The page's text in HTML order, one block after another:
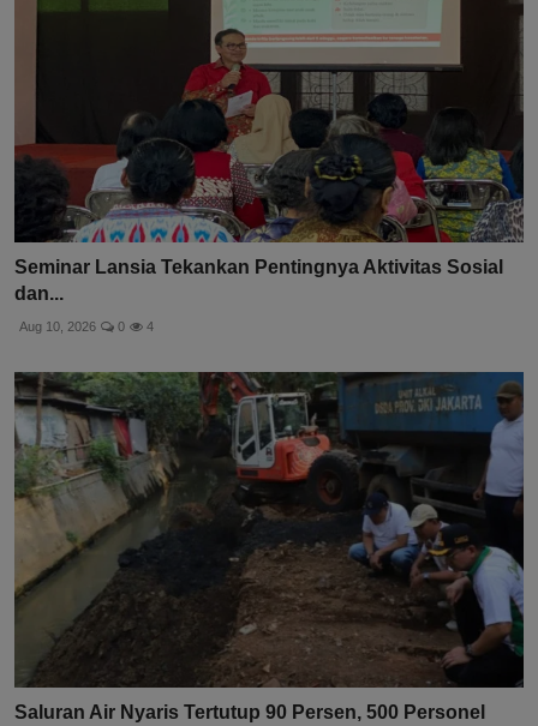
Seminar Lansia Tekankan Pentingnya Aktivitas Sosial
dan...
Aug 10, 2026 0 4
Saluran Air Nyaris Tertutup 90 Persen, 500 Personel